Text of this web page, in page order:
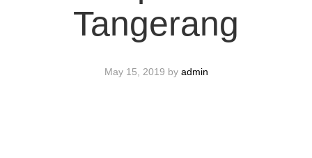
Tangerang
May 15, 2019 by admin